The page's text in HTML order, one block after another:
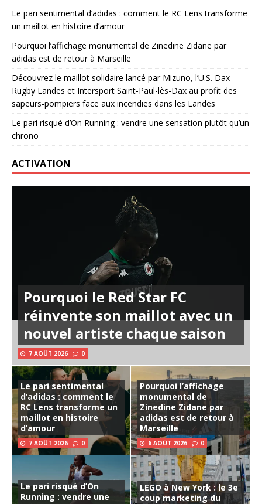
Le pari sentimental d’adidas : comment le RC Lens transforme
un maillot en histoire d’amour
Pourquoi l’affichage monumental de Zinedine Zidane par
adidas est de retour à Marseille
Découvrez le maillot solidaire lancé par Mizuno, l’U.S. Dax
Rugby Landes et Intersport Saint-Paul-lès-Dax au profit des
sapeurs-pompiers face aux incendies dans les Landes
Le pari risqué d’On Running : vendre une sensation plutôt qu’un
chrono
ACTIVATION
Pourquoi le Red Star FC
réinvente son maillot avec un
nouvel artiste chaque saison
7 AOÛT 2026 0
Le pari sentimental
d’adidas : comment le
RC Lens transforme un
maillot en histoire
d’amour
7 AOÛT 2026 0
Pourquoi l’affichage
monumental de
Zinedine Zidane par
adidas est de retour à
Marseille
6 AOÛT 2026 0
Le pari risqué d’On
Running : vendre une
LEGO à New York : le 3e
coup marketing du